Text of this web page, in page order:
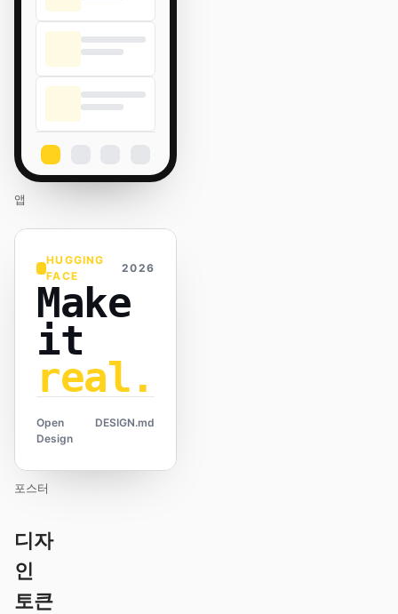
앱
HUGGING
FACE
2026
Make
it
real.
Open
Design
DESIGN.md
포스터
디자
인
토큰